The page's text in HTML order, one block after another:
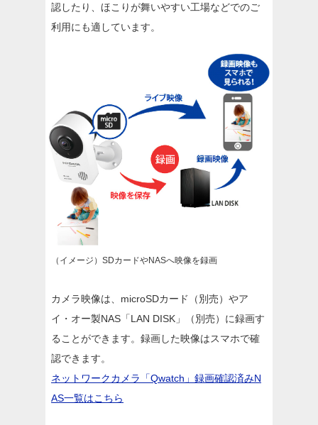
認したり、ほこりが舞いやすい工場などでのご
利用にも適しています。
（イメージ）SDカードやNASへ映像を録画
カメラ映像は、microSDカード（別売）やア
イ・オー製NAS「LAN DISK」（別売）に録画す
ることができます。録画した映像はスマホで確
認できます。
ネットワークカメラ「Qwatch」録画確認済みN
AS一覧はこちら